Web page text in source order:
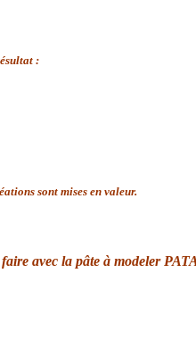
:
sont mises en valeur.
avec la pâte à modeler